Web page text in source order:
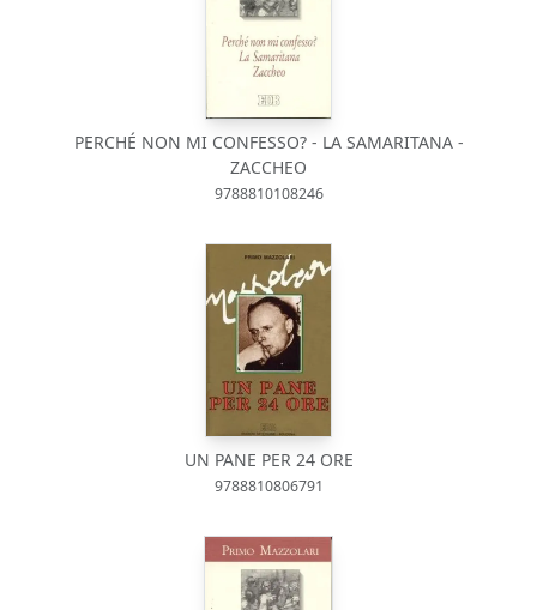
PERCHÉ NON MI CONFESSO? - LA SAMARITANA -
ZACCHEO
9788810108246
UN PANE PER 24 ORE
9788810806791